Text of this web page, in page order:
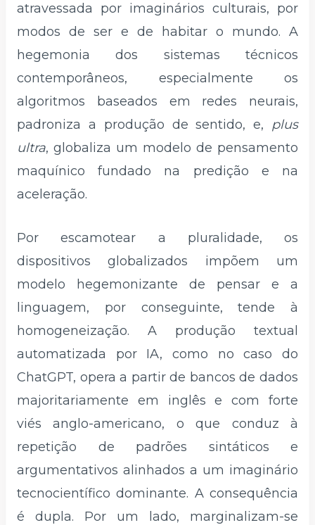
atravessada por imaginários culturais, por
modos de ser e de habitar o mundo. A
hegemonia dos sistemas técnicos
contemporâneos, especialmente os
algoritmos baseados em redes neurais,
padroniza a produção de sentido, e, plus
ultra, globaliza um modelo de pensamento
maquínico fundado na predição e na
aceleração.
Por escamotear a pluralidade, os
dispositivos globalizados impõem um
modelo hegemonizante de pensar e a
linguagem, por conseguinte, tende à
homogeneização. A produção textual
automatizada por IA, como no caso do
ChatGPT, opera a partir de bancos de dados
majoritariamente em inglês e com forte
viés anglo-americano, o que conduz à
repetição de padrões sintáticos e
argumentativos alinhados a um imaginário
tecnocientífico dominante. A consequência
é dupla. Por um lado, marginalizam-se